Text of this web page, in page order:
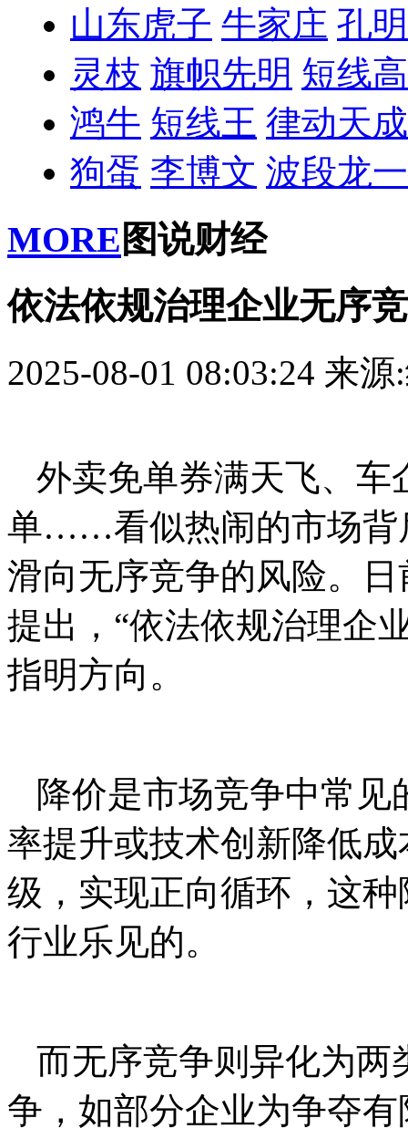
山东虎子 牛家庄 孔
灵枝 旗帜先明 短线
鸿牛 短线王 律动天成
狗蛋 李博文 波段龙一
MORE 图说财经
依法依规治理企业无序
2025-08-01 08:03:24 来源
外卖免单券满天飞、车
单……看似热闹的市场背
滑向无序竞争的风险。
提出，“依法依规治理企
指明方向。
降价是市场竞争中常
率提升或技术创新降低
级，实现正向循环，这
行业乐见的。
而无序竞争则异化为两
争，如部分企业为争夺